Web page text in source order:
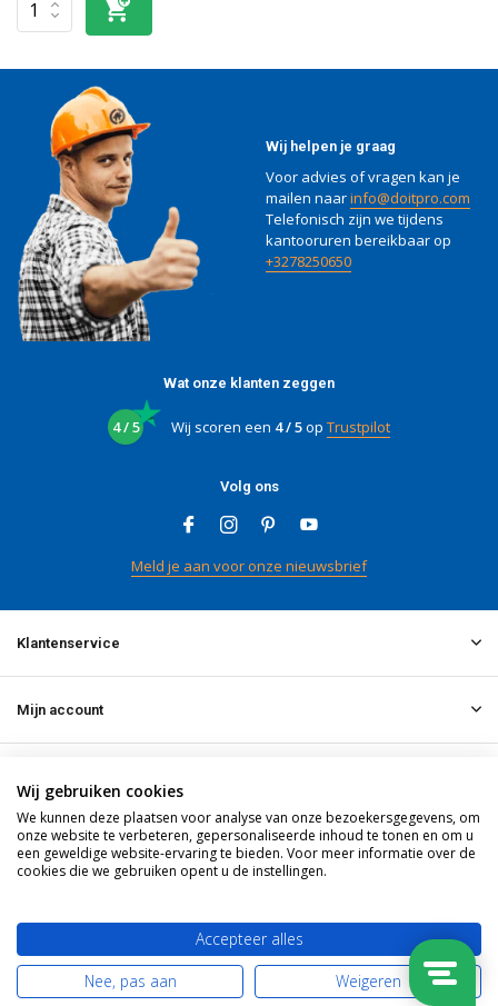
Wij helpen je graag
Voor advies of vragen kan je
mailen naarinfo@doitpro.com
Telefonisch zijn we tijdens
kantooruren bereikbaar op
+3278250650
Wat onze klanten zeggen
4 / 5 Wij scoren een 4 / 5op Trustpilot
Volg ons
Meld je aan voor onze nieuwsbrief
Klantenservice
Mijn account
Contact
Wij gebruiken cookies
We kunnen deze plaatsen voor analyse van onze bezoekersgegevens, om
onze website te verbeteren, gepersonaliseerde inhoud te tonen en om u
een geweldige website-ervaring te bieden. Voor meer informatie over de
cookies die we gebruiken opent u de instellingen.
Accepteer alles
Nee, pas aan
Weigeren